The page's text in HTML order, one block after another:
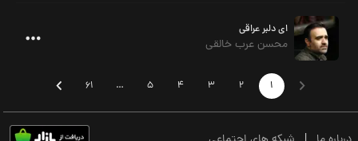
ای دلبر عراقی
محسن عرب خالقی
1
2
3
4
5
…
61